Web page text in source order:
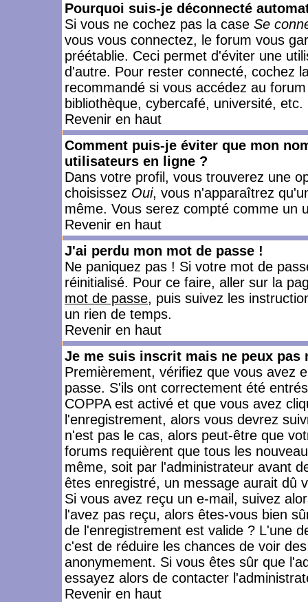
Pourquoi suis-je déconnecté
Si vous ne cochez pas la case Se
vous vous connectez, le forum vous
préétablie. Ceci permet d'éviter une
d'autre. Pour rester connecté, cochez
recommandé si vous accédez au
bibliothèque, cybercafé, université, etc.
Revenir en haut
Comment puis-je éviter que mon
utilisateurs en ligne ?
Dans votre profil, vous trouverez une
choisissez Oui, vous n'apparaîtrez
même. Vous serez compté comme un
Revenir en haut
J'ai perdu mon mot de passe !
Ne paniquez pas ! Si votre mot de
réinitialisé. Pour ce faire, aller sur la
mot de passe, puis suivez les
un rien de temps.
Revenir en haut
Je me suis inscrit mais ne peux pas
Premièrement, vérifiez que vous avez
passe. S'ils ont correctement été
COPPA est activé et que vous avez
l'enregistrement, alors vous devrez
n'est pas le cas, alors peut-être que
forums requièrent que tous les
même, soit par l'administrateur avant
êtes enregistré, un message aurait dû
Si vous avez reçu un e-mail, suivez
l'avez pas reçu, alors êtes-vous bien
de l'enregistrement est valide ? L'une
c'est de réduire les chances de voir
anonymement. Si vous êtes sûr que
essayez alors de contacter
Revenir en haut